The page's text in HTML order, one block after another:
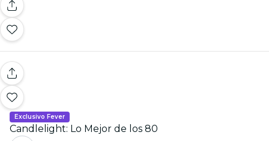
Exclusivo Fever
Candlelight: Lo Mejor de los 80